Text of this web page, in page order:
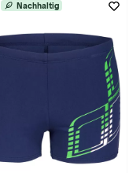
Nachhaltig